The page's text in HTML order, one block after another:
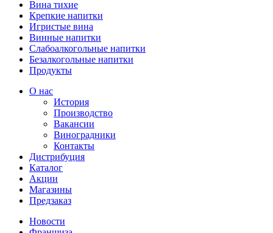
Вина тихие
Крепкие напитки
Игристые вина
Винные напитки
Слабоалкогольные напитки
Безалкогольные напитки
Продукты
О нас
История
Производство
Вакансии
Виноградники
Контакты
Дистрибуция
Каталог
Акции
Магазины
Предзаказ
Новости